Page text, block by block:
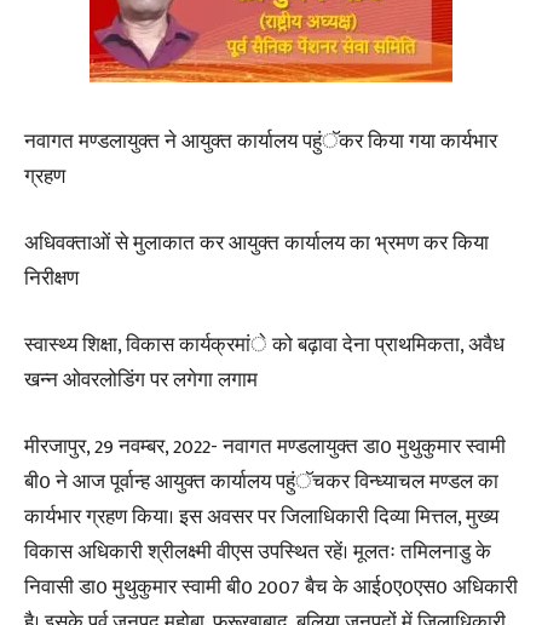
नवागत मण्डलायुक्त ने आयुक्त कार्यालय पहुंॅकर किया गया कार्यभार
ग्रहण
अधिवक्ताओं से मुलाकात कर आयुक्त कार्यालय का भ्रमण कर किया
निरीक्षण
स्वास्थ्य शिक्षा, विकास कार्यक्रमांे को बढ़ावा देना प्राथमिकता, अवैध
खन्न ओवरलोडिंग पर लगेगा लगाम
मीरजापुर, 29 नवम्बर, 2022- नवागत मण्डलायुक्त डा0 मुथुकुमार स्वामी
बी0 ने आज पूर्वान्ह आयुक्त कार्यालय पहुंॅचकर विन्ध्याचल मण्डल का
कार्यभार ग्रहण किया। इस अवसर पर जिलाधिकारी दिव्या मित्तल, मुख्य
विकास अधिकारी श्रीलक्ष्मी वीएस उपस्थित रहें। मूलतः तमिलनाडु के
निवासी डा0 मुथुकुमार स्वामी बी0 2007 बैच के आई0ए0एस0 अधिकारी